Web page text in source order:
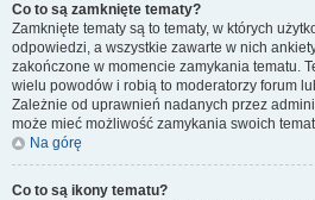
Co to są zamknięte tematy?
Zamknięte tematy są to tematy, w których
odpowiedzi, a wszystkie zawarte w nich
zakończone w momencie zamykania tematu.
wielu powodów i robią to moderatorzy forum
Zależnie od uprawnień nadanych przez
może mieć możliwość zamykania swoich
Na górę
Co to są ikony tematu?